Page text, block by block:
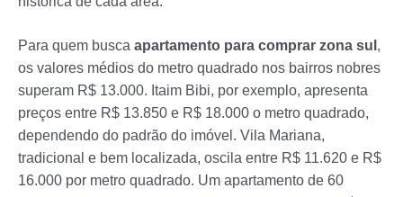
Para quem busca apartamento para comprar zona sul ,
os valores médios do metro quadrado nos bairros nobres
superam R$ 13.000. Itaim Bibi, por exemplo, apresenta
preços entre R$ 13.850 e R$ 18.000 o metro quadrado,
dependendo do padrão do imóvel. Vila Mariana,
tradicional e bem localizada, oscila entre R$ 11.620 e R$
16.000 por metro quadrado. Um apartamento de 60